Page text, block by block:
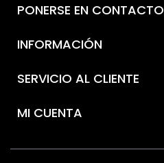
PONERSE EN CONTACTO
INFORMACIÓN
SERVICIO AL CLIENTE
MI CUENTA